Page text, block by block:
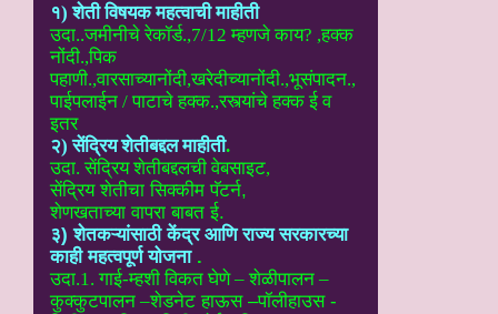
१) शेती विषयक महत्वाची माहीती
उदा..जमीनीचे रेकॉर्ड.,7/12 म्हणजे काय? ,हक्क
नोंदी.,पिक
पहाणी.,वारसाच्यानोंदी,खरेदीच्यानोंदी.,भूसंपादन.,
पाईपलाईन / पाटाचे हक्क.,रस्त्यांचे हक्क ईव
इतर
२) सेंद्रिय शेतीबद्दल माहीती.
उदा. सेंद्रिय शेतीबद्दलची वेबसाइट,
सेंद्रिय शेतीचा सिक्कीम पॅटर्न,
शेणखताच्या वापरा बाबत ई.
३) शेतकऱ्यांसाठी केंद्र आणि राज्य सरकारच्या
काही महत्वपूर्ण योजना.
उदा.1. गाई-म्हशी विकत घेणे – शेळीपालन –
कुक्कुटपालन –शेडनेट हाऊस –पॉलीहाउस -